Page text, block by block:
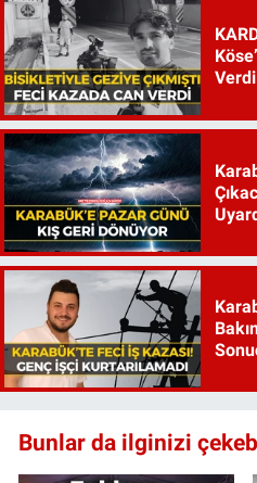
Verdi
Bunlar da ilginizi